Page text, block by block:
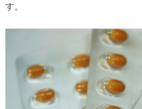
す。